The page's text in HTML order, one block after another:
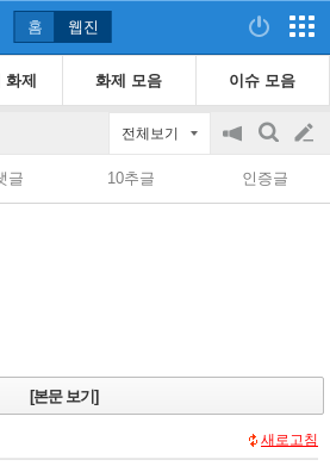
홈 웹진
제 화제 모음 이슈 모음
전체보기
공
on/off
검
색
글
쓰
글 10추글 인증글
[본문 보기]
새로고침